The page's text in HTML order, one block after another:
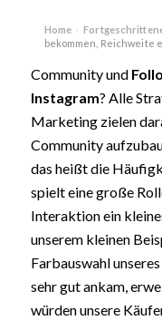
Home ›
bekommen, Reichweite
Community und
Instagram? Alle
Marketing zielen
Community
das heißt die
spielt eine große
Interaktion ein
unserem kleinen
Farbauswahl
sehr gut ankam,
würden unsere